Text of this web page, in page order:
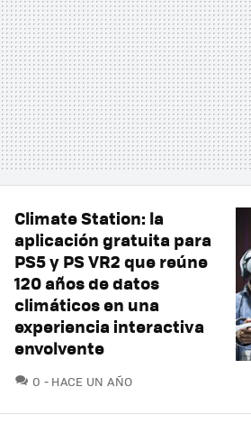
Climate Station: la
aplicación gratuita para
PS5 y PS VR2 que reúne
120 años de datos
climáticos en una
experiencia interactiva
envolvente
0 COMENTARIOS
HACE UN AÑO